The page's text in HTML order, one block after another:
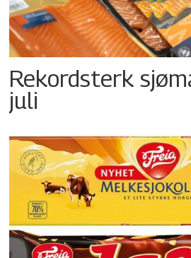
Rekordsterk
juli